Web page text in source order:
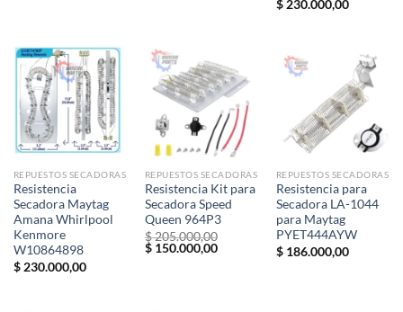
$230.000,00
REPUESTOS SECADORAS
Resistencia
Secadora Maytag
Amana Whirlpool
Kenmore
W10864898
$230.000,00
REPUESTOS SECADORAS
Resistencia Kit para
Secadora Speed
Queen 964P3
$205.000,00
El
$150.000,00El
REPUESTOS SECADORAS
Resistencia para
Secadora LA-1044
para Maytag
PYET444AYW
$186.000,00